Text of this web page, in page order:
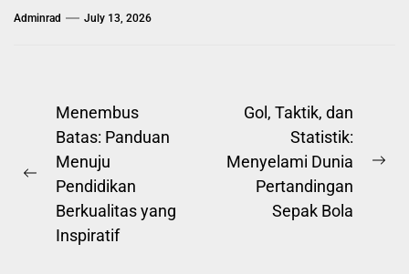
Adminrad July 13, 2026
Post
navigation
Previous
post:
Menembus
Batas: Panduan
Menuju
Pendidikan
Berkualitas yang
Inspiratif
Gol, Taktik, dan
Statistik:
Menyelami Dunia
Pertandingan
Sepak Bola